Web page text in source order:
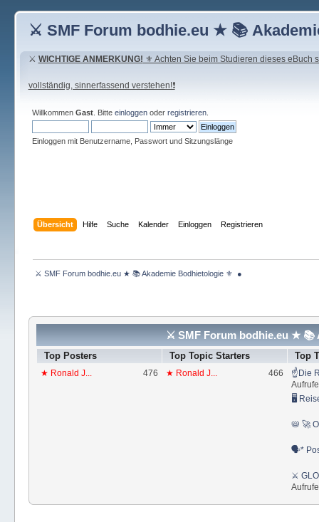
⚔ SMF Forum bodhie.eu ★ 📚
⚔ WICHTIGE ANMERKUNG! ⚜ Achten Sie beim Studieren dieses eBuch
vollständig, sinnerfassend verstehen!❗
Willkommen Gast. Bitte einloggenoder registrieren.
Einloggen mit Benutzername, Passwort und Sitzungslänge
Übersicht Hilfe Suche Kalender Einloggen Registrieren
⚔ SMF Forum bodhie.eu ★ 📚 Akademie Bodhietologie ⚜  ●
⚔ SMF Forum bodhie.eu ★ 📚
Top Posters Top Topic Starters Top
★ Ronald J... 476 ★ Ronald J... 466
☝Die
Aufrufe
🖥
📛 🚀
🗣*
⚔
Aufrufe